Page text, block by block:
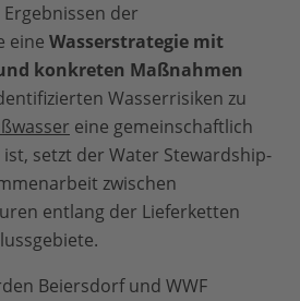
der
eine Wasserstrategie mit
konkreten Maßnahmen
Wasserrisiken zu
eine gemeinschaftlich
setzt der Water Stewardship-
zwischen
entlang der Lieferketten
Beiersdorf und WWF